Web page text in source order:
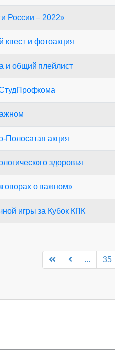
России – 2022»
квест и фотоакция
и общий плейлист
Полосатая акция
здоровья
о важном»
игры за Кубок КПК
... 35